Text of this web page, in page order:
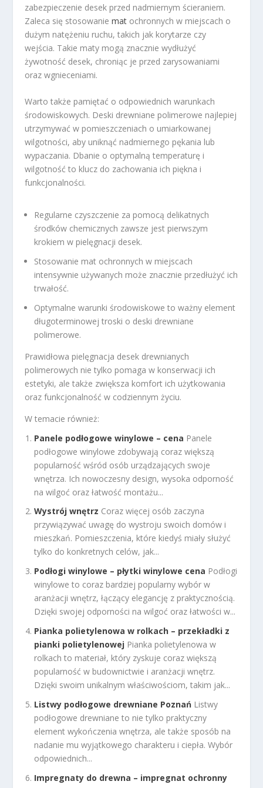
zabezpieczenie desek przed nadmiernym ścieraniem.
Zaleca się stosowaniemat ochronnych w miejscach o
dużym natężeniu ruchu, takich jak korytarze czy
wejścia. Takie maty mogą znacznie wydłużyć
żywotność desek, chroniąc je przed zarysowaniami
oraz wgnieceniami.
Warto także pamiętać o odpowiednich warunkach
środowiskowych. Deski drewniane polimerowe najlepiej
utrzymywać w pomieszczeniach o umiarkowanej
wilgotności, aby uniknąć nadmiernego pękania lub
wypaczania. Dbanie o optymalną temperaturę i
wilgotność to klucz do zachowania ich piękna i
funkcjonalności.
Regularne czyszczenie za pomocą delikatnych
środków chemicznych zawsze jest pierwszym
krokiem w pielęgnacji desek.
Stosowanie mat ochronnych w miejscach
intensywnie używanych może znacznie przedłużyć ich
trwałość.
Optymalne warunki środowiskowe to ważny element
długoterminowej troski o deski drewniane
polimerowe.
Prawidłowa pielęgnacja desek drewnianych
polimerowych nie tylko pomaga w konserwacji ich
estetyki, ale także zwiększa komfort ich użytkowania
oraz funkcjonalność w codziennym życiu.
W temacie również:
Panele podłogowe winylowe – cena Panele
podłogowe winylowe zdobywają coraz większą
popularność wśród osób urządzających swoje
wnętrza. Ich nowoczesny design, wysoka odporność
na wilgoć oraz łatwość montażu...
Wystrój wnętrz Coraz więcej osób zaczyna
przywiązywać uwagę do wystroju swoich domów i
mieszkań. Pomieszczenia, które kiedyś miały służyć
tylko do konkretnych celów, jak...
Podłogi winylowe – płytki winylowe cena Podłogi
winylowe to coraz bardziej popularny wybór w
aranżacji wnętrz, łączący elegancję z praktycznością.
Dzięki swojej odporności na wilgoć oraz łatwości w...
Pianka polietylenowa w rolkach – przekładki z
pianki polietylenowej Pianka polietylenowa w
rolkach to materiał, który zyskuje coraz większą
popularność w budownictwie i aranżacji wnętrz.
Dzięki swoim unikalnym właściwościom, takim jak...
Listwy podłogowe drewniane Poznań Listwy
podłogowe drewniane to nie tylko praktyczny
element wykończenia wnętrza, ale także sposób na
nadanie mu wyjątkowego charakteru i ciepła. Wybór
odpowiednich...
Impregnaty do drewna – impregnat ochronny